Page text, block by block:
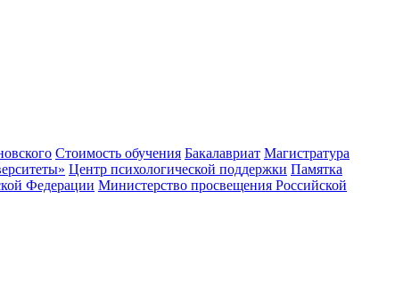
Стоимость обучения Бакалавриат Магистратура
Центр психологической поддержки Памятка
Федерации Министерство просвещения Российской